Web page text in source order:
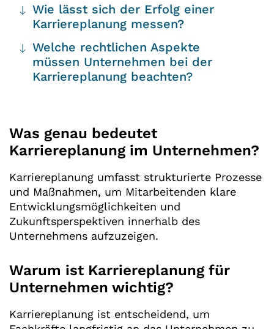
Wie lässt sich der Erfolg einer
Karriereplanung messen?
Welche rechtlichen Aspekte
müssen Unternehmen bei der
Karriereplanung beachten?
Was genau bedeutet
Karriereplanung im Unternehmen?
Karriereplanung umfasst strukturierte Prozesse
und Maßnahmen, um Mitarbeitenden klare
Entwicklungsmöglichkeiten und
Zukunftsperspektiven innerhalb des
Unternehmens aufzuzeigen.
Warum ist Karriereplanung für
Unternehmen wichtig?
Karriereplanung ist entscheidend, um